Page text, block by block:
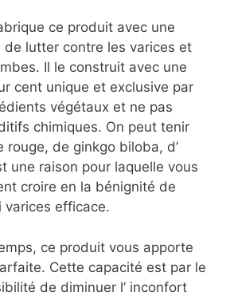
ce produit avec une
de lutter contre les varices et
Il le construit avec une
cent unique et exclusive par
végétaux et ne pas
chimiques. On peut tenir
rouge, de ginkgo biloba, d’
une raison pour laquelle vous
croire en la bénignité de
varices efficace.
ce produit vous apporte
Cette capacité est par le
de diminuer l’ inconfort